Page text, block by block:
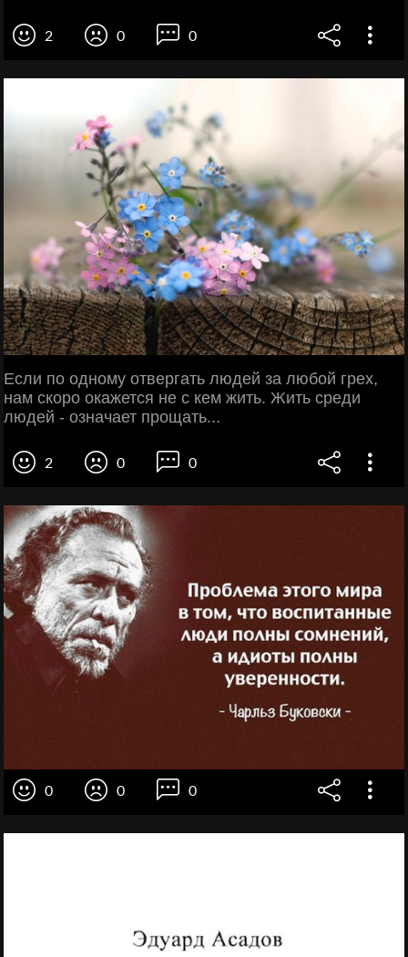
2 0 0
Если по одному отвергать людей за любой грех,
нам скоро окажется не с кем жить. Жить среди
людей - означает прощать...
2 0 0
0 0 0